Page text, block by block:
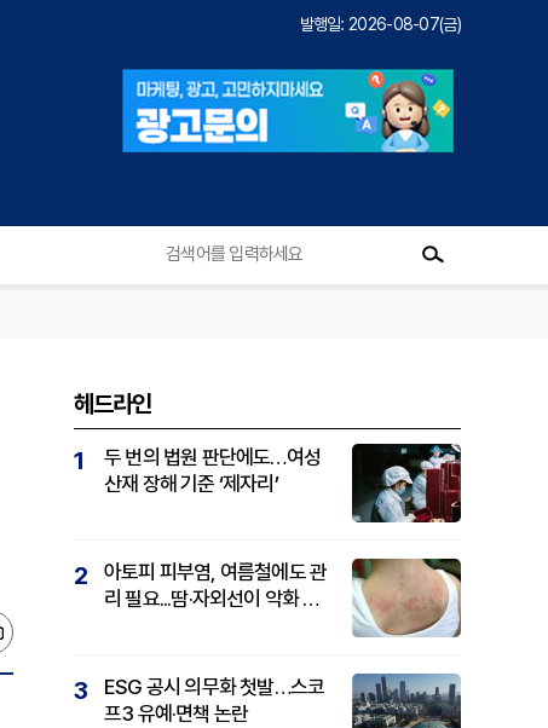
발행일: 2026-08-07(금)
헤드라인
1
두 번의 법원 판단에도…여성
산재 장해 기준 ‘제자리’
2
아토피 피부염, 여름철에도 관
리 필요...땀·자외선이 악화 요
3
ESG 공시 의무화 첫발…스코
프3 유예·면책 논란